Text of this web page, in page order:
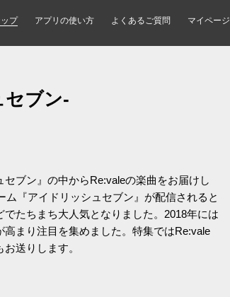
プ アプリの使い方 よくあるご質問 マイページ
セブン-
ブン』の中からRe:valeの楽曲をお届けし
ム『アイドリッシュセブン』が配信されると
たちまち大人気となりました。2018年には
まり注目を集めました。特集ではRe:vale
送りします。